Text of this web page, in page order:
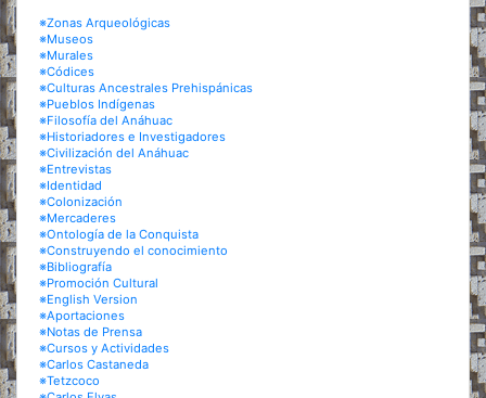
※Zonas Arqueológicas
※Museos
※Murales
※Códices
※Culturas Ancestrales Prehispánicas
※Pueblos Indígenas
※Filosofía del Anáhuac
※Historiadores e Investigadores
※Civilización del Anáhuac
※Entrevistas
※Identidad
※Colonización
※Mercaderes
※Ontología de la Conquista
※Construyendo el conocimiento
※Bibliografía
※Promoción Cultural
※English Version
※Aportaciones
※Notas de Prensa
※Cursos y Actividades
※Carlos Castaneda
※Tetzcoco